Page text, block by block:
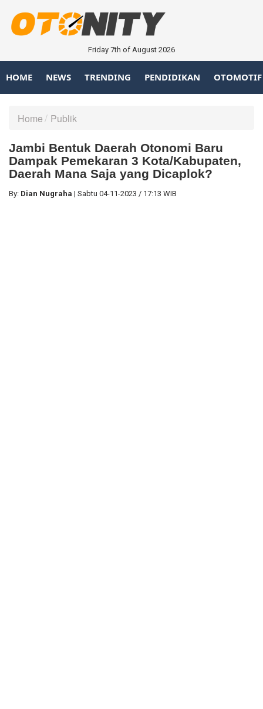
Friday 7th of August 2026
HOME NEWS TRENDING PENDIDIKAN OTOMOTIF
Home Publik
Jambi Bentuk Daerah Otonomi Baru
Dampak Pemekaran 3 Kota/Kabupaten,
Daerah Mana Saja yang Dicaplok?
By: Dian Nugraha | Sabtu 04-11-2023 / 17:13 WIB